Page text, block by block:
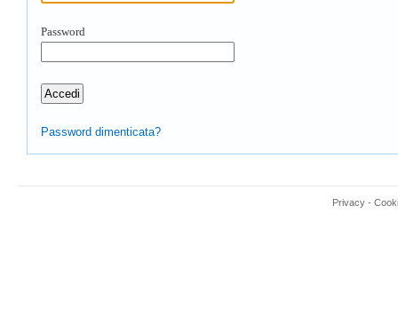
Password
Password dimenticata?
Privacy -